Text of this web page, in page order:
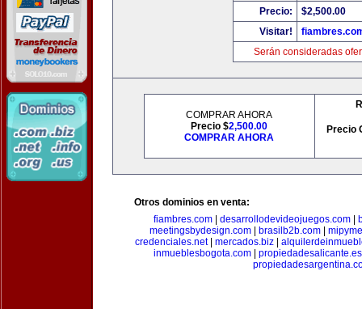
Precio:
$2,500.00
Visitar!
Serán consideradas
COMPRAR AHORA
Precio $2,500.00
COMPRAR AHORA
Precio
Otros dominios en venta:
fiambres.com| desarrollodevideojuegos.com|
meetingsbydesign.com
brasilb2b.com
credenciales.net| mercados.biz
inmueblesbogota.com| propiedadesalicante.es